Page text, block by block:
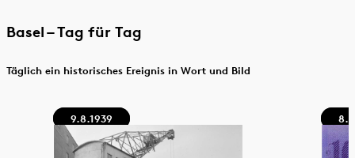
Basel – Tag für Tag
Täglich ein historisches Ereignis in Wort und Bild
9.8.1939